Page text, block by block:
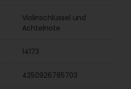
Violinschlüssel und
Achtelnote
14173
4250926785703